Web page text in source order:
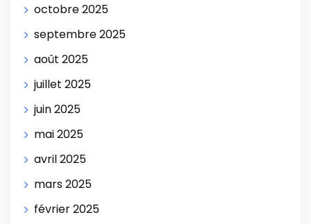
octobre 2025
septembre 2025
août 2025
juillet 2025
juin 2025
mai 2025
avril 2025
mars 2025
février 2025